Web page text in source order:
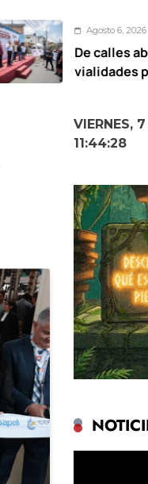
6, 2026
abandonadas a
para las familias
VIERNES,
11:44:28